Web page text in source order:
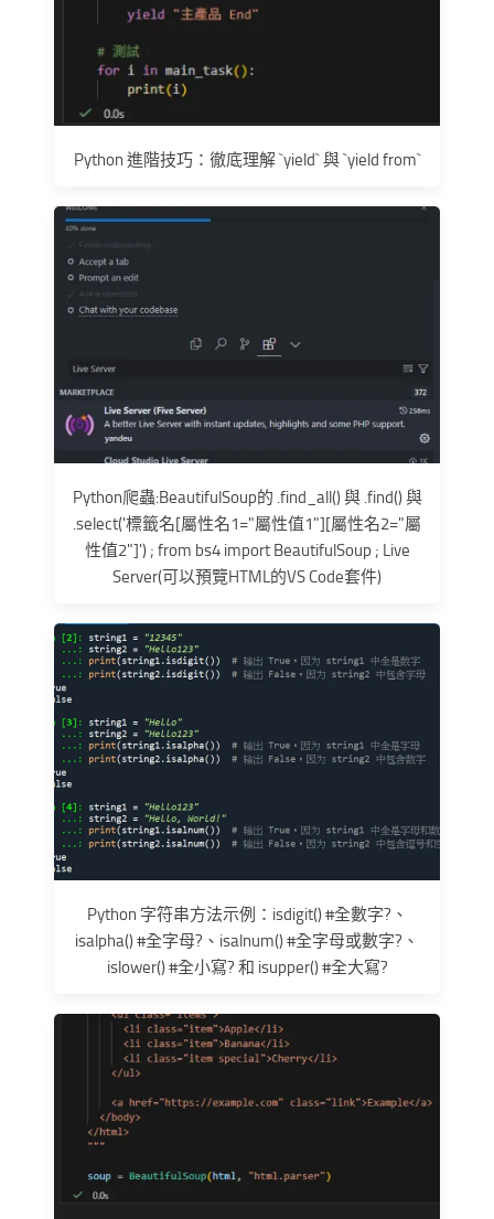
Python 進階技巧：徹底理解 `yield` 與 `yield from`
Python爬蟲:BeautifulSoup的 .find_all() 與 .find() 與
.select('標籤名[屬性名1="屬性值1"][屬性名2="屬
性值2"]') ; from bs4 import BeautifulSoup ; Live
Server(可以預覽HTML的VS Code套件)
Python 字符串方法示例：isdigit() #全數字?、
isalpha() #全字母?、isalnum() #全字母或數字?、
islower() #全小寫? 和 isupper() #全大寫?